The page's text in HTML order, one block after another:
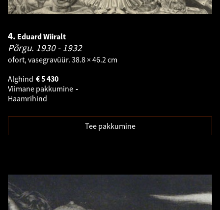
4. Eduard Wiiralt
Põrgu. 1930 - 1932
ofort, vasegravüür. 38.8 × 46.2 cm
Alghind
5 430
€
Viimane pakkumine -
Haamrihind
Tee pakkumine